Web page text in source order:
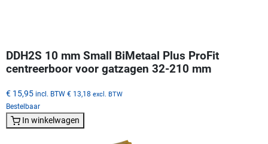
DDH2S 10 mm Small BiMetaal Plus ProFit
centreerboor voor gatzagen 32-210 mm
€ 15,95 incl. BTW € 13,18 excl. BTW
Bestelbaar
In winkelwagen